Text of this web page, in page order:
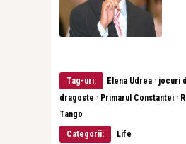
Tag-uri: Elena Udrea · jocuri
dragoste · Primarul Constantei ·
Tango
Categorii:
Life